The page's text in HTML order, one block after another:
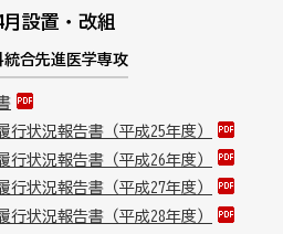
設置・改組
統合先進医学専攻
行状況報告書（平成25年度）
行状況報告書（平成26年度）
行状況報告書（平成27年度）
行状況報告書（平成28年度）